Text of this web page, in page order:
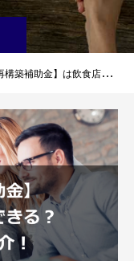
金】は飲食店でも活用できる？採択事例をご紹介！￼